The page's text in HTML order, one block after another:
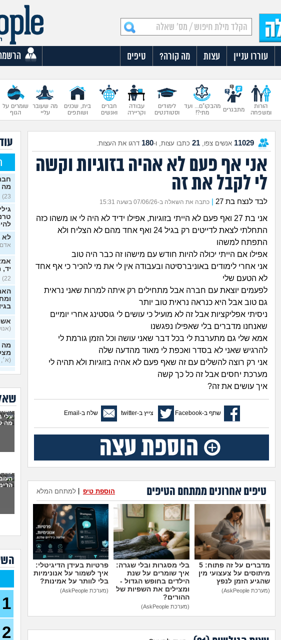
עוררו עניין עצות מה קורה? טיפים
הורות
ומשפחה
מתבגרים
מהבקו"ם... ועד
מתי?!
לימודים
וסטודנטים
עבודה
וקריירה
חברים
ואנשים
בית, שכנים
ושותפים
מה שעובר
עליי
שומרים על
הגוף
11029 אנשים צפו, 21 כתבו עצות, ו-180 דרגו את העצות.
אני אף פעם לא אהיה בזוגיות וקשה
לי לקבל את זה
לבד לנצח בת 27 כתבה את השאלה ב-07/06/26 בשעה 15:31
אני בת 27 ואף פעם לא הייתי בזוגיות, אפילו ידיד לא היה לי או משהו כזה
התחלתי לצאת לדייטים רק בגיל 24 ואף אחד מהם לא הצליח ולא
התפתח למשהו
אפילו אם הייתי יכולה להיות חודש עם מישהו זה כבר היה טוב
אני אחרי לימודים באוניברסיטה ובעבודה אין לי את מי להכיר כי אף אחד
לא הטעם שלי
לפעמים יוצאת עם חברה אבל מתחילים רק איתה למרות שאני נראית
גם טוב אבל היא כנראה נראית טוב יותר
ניסיתי אפליקציות אבל זה לא מועיל כי עושים לי גוסטינג אחרי יומיים
שאנחנו מדברים בלי שאפילו נפגשנו
אמא שלי גם מתערבת לי בכל דבר שאני עושה וכל הזמן גורמת לי
להרגיש שאני לא בסדר ואכפת לי מאוד מהדעה שלה
אני רק רוצה להשלים עם זה שאף פעם לא אהיה בזוגיות ולא תהיה לי
מערכת יחסים אבל זה כל כך קשה
איך עושים את זה?
שתף ב-Facebook צייץ ב-twitter שלח ב-Email
טיפים אחרונים ממתחם הטיפים למתחם המלא הוספת טיפ
מדברים על זה פתוח: 5
מיתוסים על צעצועי מין
שהגיע הזמן לנפץ
(מערכת AskPeople)
בלי מסגרות ובלי שגרה:
איך שומרים על שנת
הילדים בחופש הגדול -
ומצילים את השפיות של
ההורים?
(מערכת AskPeople)
פרטיות בעידן הדיגיטלי:
איך לשמור על אנונימיות
בלי לוותר על אמינות?
(מערכת AskPeople)
מה
23)
לא
אדם,
22)
מה
(א׳,
בן 33)
עלי
מה
מה
1
2